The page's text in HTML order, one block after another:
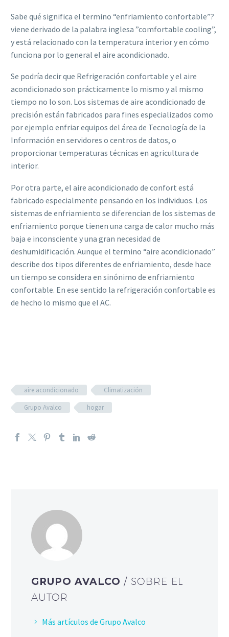
Sabe qué significa el termino “enfriamiento confortable”?
viene derivado de la palabra inglesa ”comfortable cooling”,
y está relacionado con la temperatura interior y en cómo
funciona por lo general el aire acondicionado.
Se podría decir que Refrigeración confortable y el aire
acondicionado son prácticamente lo mismo y al mismo
tiempo no lo son. Los sistemas de aire acondicionado de
precisión están fabricados para fines especializados como
por ejemplo enfriar equipos del área de Tecnología de la
Información en servidores o centros de datos, o
proporcionar temperaturas técnicas en agricultura de
interior.
Por otra parte, el aire acondicionado de confort está
fabricado especialmente pensando en los individuos. Los
sistemas de enfriamiento se diferencian de los sistemas de
enfriamiento porque tienen una carga de calor mucho más
baja e inconsciente y una gran necesidad de
deshumidificación. Aunque el termino “aire acondicionado”
describe dos tipos diferentes de enfriamiento, desde hace
un tiempo se considera en sinónimo de enfriamiento
confortable. En ese sentido la refrigeración confortable es
de hecho lo mismo que el AC.
aire acondicionado
Climatización
Grupo Avalco
hogar
GRUPO AVALCO/ SOBRE EL
AUTOR
Más artículos de Grupo Avalco